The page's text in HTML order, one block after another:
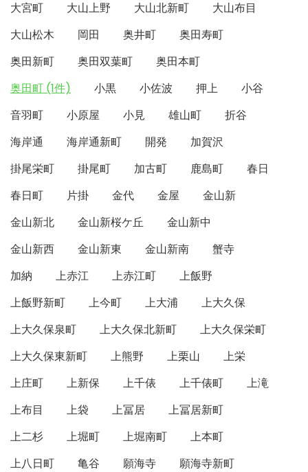
大宮町 大山上野 大山北新町
大山布目
大山松木
岡田 奥井町
奥田寿町
奥田新町
奥田双葉町
奥田本町
奥田町 (1件)
小黒 小佐波 押上
小谷
音羽町
小原屋 小見 雄山町
折谷
海岸通
海岸通新町 開発
加賀沢
掛尾栄町
掛尾町 加古町 鹿島町
春日
春日町
片掛 金代 金屋
金山新
金山新北
金山新桜ケ丘
金山新中
金山新西
金山新東 金山新南
蟹寺
加納
上赤江 上赤江町
上飯野
上飯野新町
上今町 上大浦
上大久保
上大久保泉町
上大久保北新町
上大久保栄町
上大久保東新町
上熊野 上栗山
上栄
上庄町
上新保 上千俵 上千俵町
上滝
上布目
上袋 上冨居
上冨居新町
上二杉
上堀町 上堀南町
上本町
上八日町
亀谷 願海寺
願海寺新町